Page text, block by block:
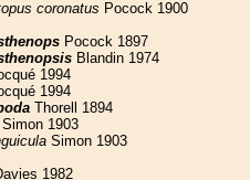
coronatus Pocock 1900
Pocock 1897
Blandin 1974
1994
1994
Thorell 1894
Simon 1903
Simon 1903
1982